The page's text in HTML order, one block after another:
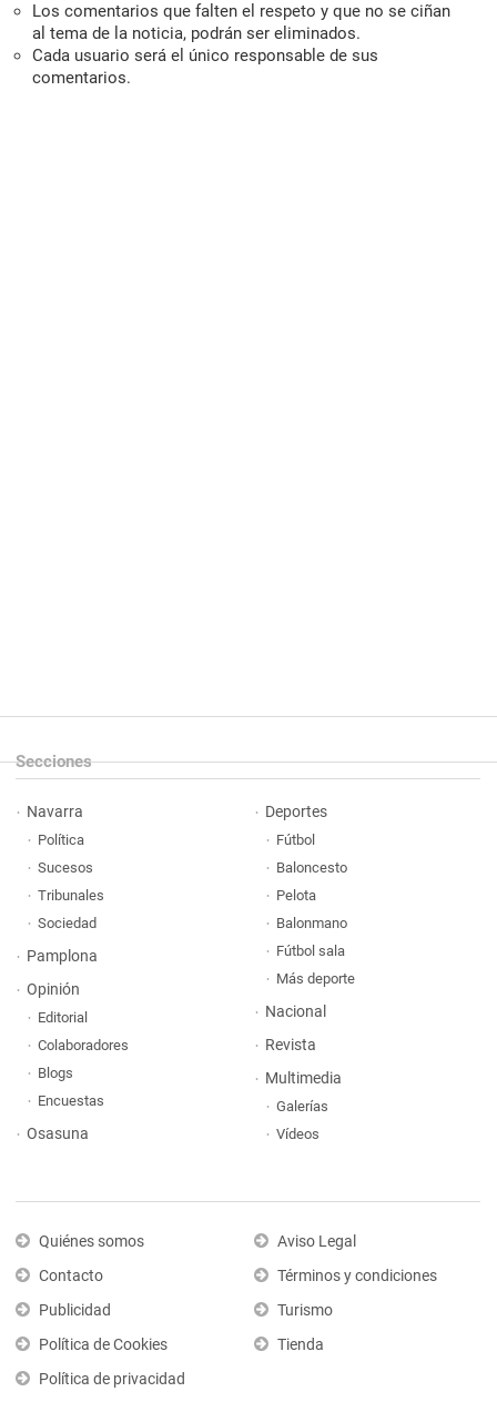
Los comentarios que falten el respeto y que no se ciñan
al tema de la noticia, podrán ser eliminados.
Cada usuario será el único responsable de sus
comentarios.
Secciones
Navarra
Política
Sucesos
Tribunales
Sociedad
Pamplona
Opinión
Editorial
Colaboradores
Blogs
Encuestas
Osasuna
Deportes
Fútbol
Baloncesto
Pelota
Balonmano
Fútbol sala
Más deporte
Nacional
Revista
Multimedia
Galerías
Vídeos
Quiénes somos
Contacto
Publicidad
Política de Cookies
Política de privacidad
Aviso Legal
Términos y condiciones
Turismo
Tienda